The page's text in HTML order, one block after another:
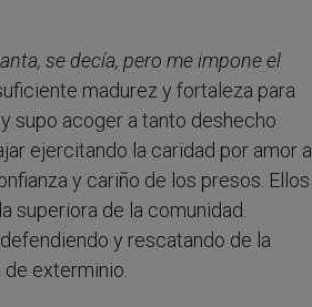
se decía, pero me impone el
madurez y fortaleza para
supo acoger a tanto deshecho
ejercitando la caridad por amor a
y cariño de los presos. Ellos
superiora de la comunidad.
y rescatando de la
exterminio.